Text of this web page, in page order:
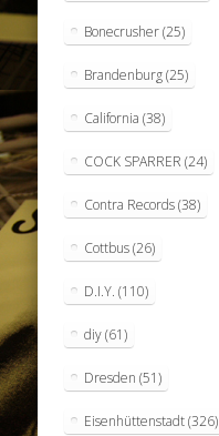
Bonecrusher(25)
Brandenburg(25)
California (38)
COCK SPARRER (24)
Contra Records(38)
Cottbus(26)
D.I.Y. (110)
diy(61)
Dresden (51)
Eisenhüttenstadt(326)